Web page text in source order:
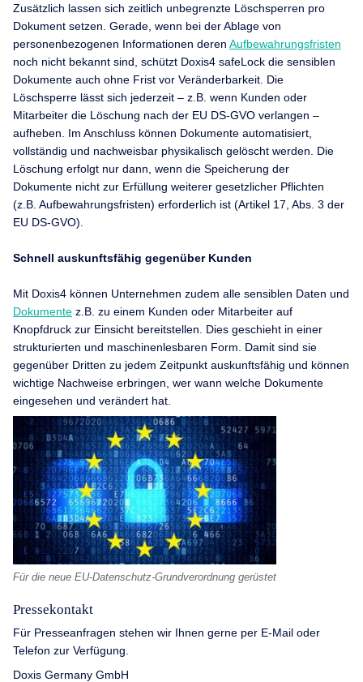
Zusätzlich lassen sich zeitlich unbegrenzte Löschsperren pro
Dokument setzen. Gerade, wenn bei der Ablage von
personenbezogenen Informationen deren Aufbewahrungsfristen
noch nicht bekannt sind, schützt Doxis4 safeLock die sensiblen
Dokumente auch ohne Frist vor Veränderbarkeit. Die
Löschsperre lässt sich jederzeit – z.B. wenn Kunden oder
Mitarbeiter die Löschung nach der EU DS-GVO verlangen –
aufheben. Im Anschluss können Dokumente automatisiert,
vollständig und nachweisbar physikalisch gelöscht werden. Die
Löschung erfolgt nur dann, wenn die Speicherung der
Dokumente nicht zur Erfüllung weiterer gesetzlicher Pflichten
(z.B. Aufbewahrungsfristen) erforderlich ist (Artikel 17, Abs. 3 der
EU DS-GVO).
Schnell auskunftsfähig gegenüber Kunden
Mit Doxis4 können Unternehmen zudem alle sensiblen Daten und
Dokumente z.B. zu einem Kunden oder Mitarbeiter auf
Knopfdruck zur Einsicht bereitstellen. Dies geschieht in einer
strukturierten und maschinenlesbaren Form. Damit sind sie
gegenüber Dritten zu jedem Zeitpunkt auskunftsfähig und können
wichtige Nachweise erbringen, wer wann welche Dokumente
eingesehen und verändert hat.
Für die neue EU-Datenschutz-Grundverordnung gerüstet
Pressekontakt
Für Presseanfragen stehen wir Ihnen gerne per E-Mail oder
Telefon zur Verfügung.
Doxis Germany GmbH